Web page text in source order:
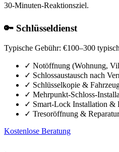
30-Minuten-Reaktionsziel.
🔑 Schlüsseldienst
Typische Gebühr: €100–300
✓ Notöffnung (Wohnung,
✓ Schlossaustausch nach
✓ Schlüsselkopie &
✓ Mehrpunkt-Schloss-
✓ Smart-Lock Installation &
✓ Tresoröffnung & Reparatur
Kostenlose Beratung